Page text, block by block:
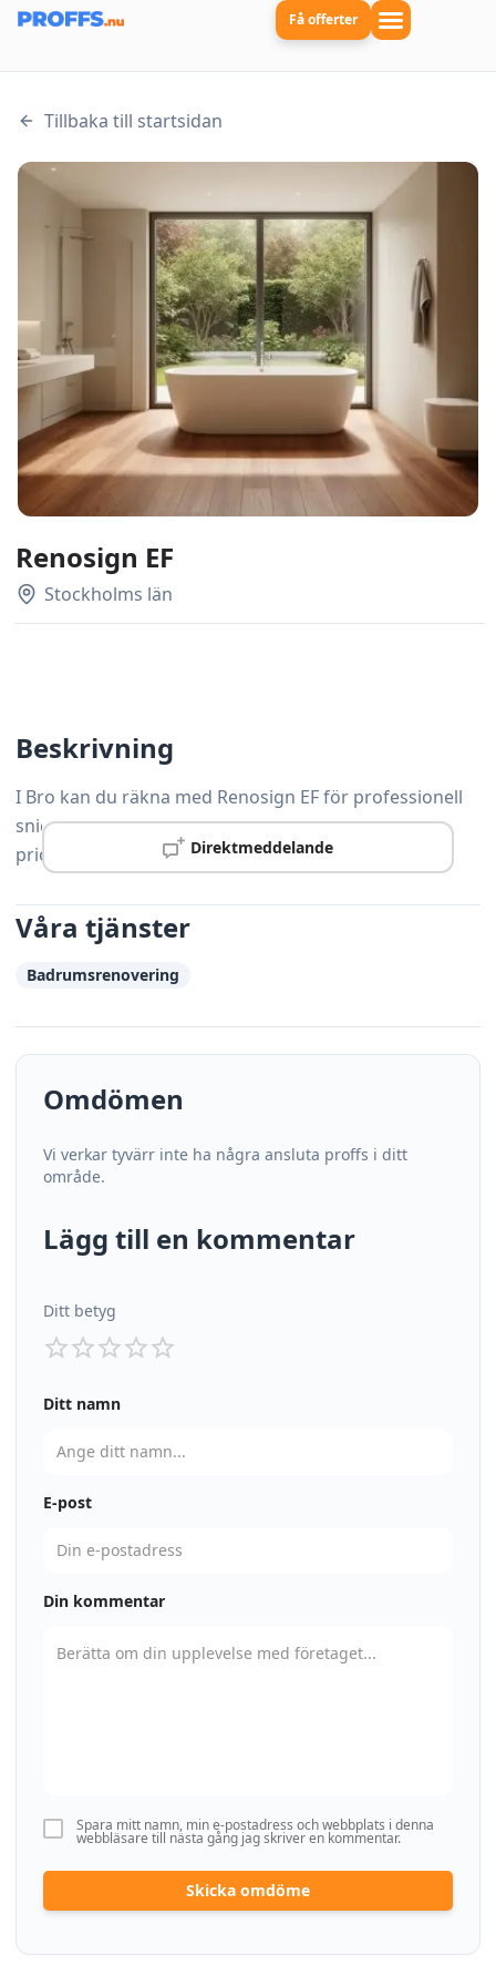
Få offerter
Tillbaka till startsidan
Renosign EF
Stockholms län
Direktmeddelande
Beskrivning
I Bro kan du räkna med Renosign EF för professionell
snickeriservice – kvalitet och kundnöjdhet är alltid
prioritet.
Våra tjänster
Badrumsrenovering
Omdömen
Vi verkar tyvärr inte ha några ansluta proffs i ditt
område.
Lägg till en kommentar
Ditt betyg
Ditt namn
E-post
Din kommentar
Spara mitt namn, min e-postadress och webbplats i denna
webbläsare till nästa gång jag skriver en kommentar.
Skicka omdöme